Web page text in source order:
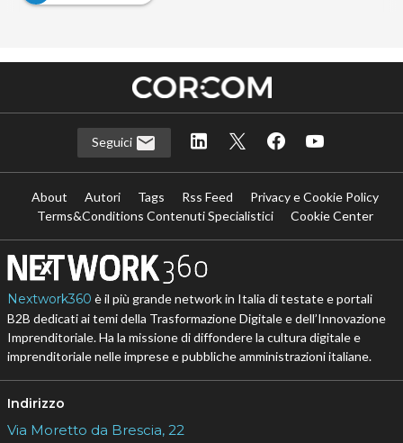
Seguici
About Autori Tags Rss Feed
Privacy e Cookie Policy
Terms&Conditions Contenuti Specialistici
Cookie Center
Nextwork360 è il più grande network in Italia di testate e portali
B2B dedicati ai temi della Trasformazione Digitale e dell’Innovazione
Imprenditoriale. Ha la missione di diffondere la cultura digitale e
imprenditoriale nelle imprese e pubbliche amministrazioni italiane.
Indirizzo
Via Moretto da Brescia, 22